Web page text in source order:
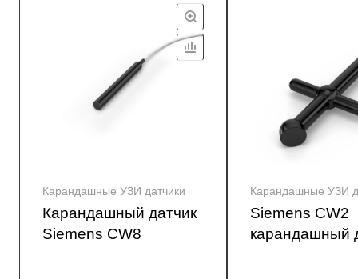
Карандашные УЗИ датчики
Карандашный датчик
Siemens CW8
Карандашные УЗИ
Siemens CW2
карандашный